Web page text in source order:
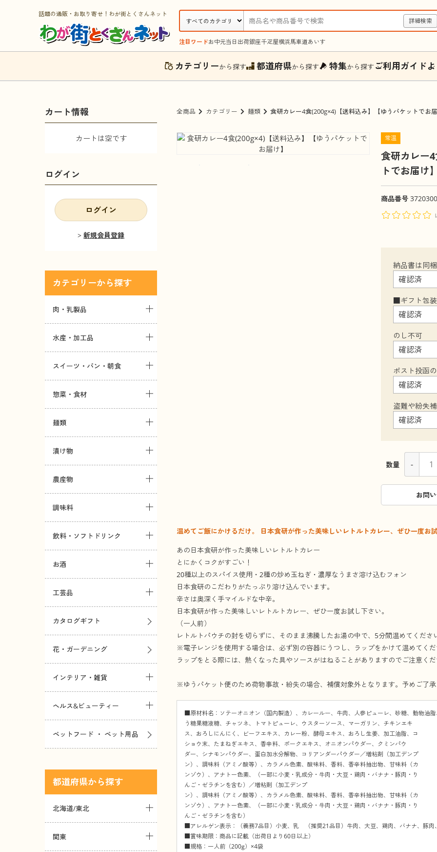
話題の通販・お取り寄せ！わが街とくさんネット
詳細検索
注目ワードお中元当日出荷銀座千疋屋横浜馬車道あいす
カテゴリーから探す 都道府県から探す 特集から探す ご利用ガイド
全商品 カテゴリー 麺類 食研カレー4食(200g×4)【送料込み】【ゆうパケットでお届
常温
食研カレー
トでお届け】
商品番号
納品書は同
■ギフト包
のし不可
ポスト投函
盗難や紛失
数量 -
お問
温めてご飯にかけるだけ。 日本食研が作った美味しいレトルトカレー、ぜひ一度お試
あの日本食研が作った美味しいレトルトカレー
とにかくコクがすごい！
20種以上のスパイス使用・2種の炒め玉ねぎ・濃厚なうまさ溶け込むフォン
日本食研のこだわりがたっぷり溶け込んでいます。
辛さは奥深く手マイルドな中辛。
日本食研が作った美味しいレトルトカレー、ぜひ一度お試し下さい。
（一人前）
レトルトパウチの封を切らずに、そのまま沸騰したお湯の中で、5分間温めてくださ
※電子レンジを使用する場合は、必ず別の容器にうつし、ラップをかけて温めてくだ
ラップをとる際には、熱くなった具やソースがはねることがありますのでご注意くだ
※ゆうパケット便のため荷物事故・紛失の場合、補償対象外となります。予めご了承
■原材料名：ソテーオニオン（国内製造）、カレールー、牛肉、人参ピューレ、砂糖、動物油
う糖果糖液糖、チャツネ、トマトピューレ、ウスターソース、マーガリン、チキンエキ
ス、おろしにんにく、ビーフエキス、カレー粉、酵母エキス、おろし生姜、加工油脂、コ
ショウ末、たまねぎエキス、香辛料、ポークエキス、オニオンパウダー、クミンパウ
ダー、シナモンパウダー、蛋白加水分解物、コリアンダーパウダー／増粘剤（加工デンプ
ン）、調味料（アミノ酸等）、カラメル色素、酸味料、香料、香辛料抽出物、甘味料（カ
ンゾウ）、アナトー色素、（一部に小麦・乳成分・牛肉・大豆・鶏肉・バナナ・豚肉・り
んご・ゼラチンを含む）／増粘剤（加工デンプ
ン）、調味料（アミノ酸等）、カラメル色素、酸味料、香料、香辛料抽出物、甘味料（カ
ンゾウ）、アナトー色素、（一部に小麦・乳成分・牛肉・大豆・鶏肉・バナナ・豚肉・り
んご・ゼラチンを含む）
■アレルゲン表示：（義務7品目）小麦、乳 （推奨21品目）牛肉、大豆、鶏肉、バナナ、豚肉
■賞味期限：商品に記載（出荷日より60日以上）
■規格：一人前（200g）×4袋
カート情報
カートは空です
ログイン
ログイン
新規会員登録
カテゴリー
肉・乳製品
水産・加工品
スイーツ・パン・朝食
惣菜・食材
麺類
漬け物
農産物
調味料
飲料・ソフトドリンク
お酒
工芸品
カタログギフト
花・ガーデニング
インテリア・雑貨
ヘルス&ビューティー
ペットフード ・ ペット用品
都道府県
北海道/東北
関東